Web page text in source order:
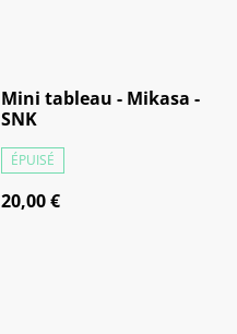
Mini tableau - Mikasa -
SNK
ÉPUISÉ
20,00 €